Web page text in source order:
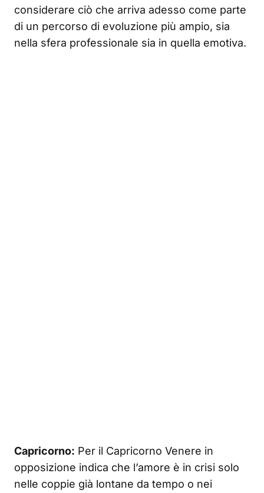
considerare ciò che arriva adesso come parte
di un percorso di evoluzione più ampio, sia
nella sfera professionale sia in quella emotiva.
Capricorno: Per il Capricorno Venere in
opposizione indica che l’amore è in crisi solo
nelle coppie già lontane da tempo o nei